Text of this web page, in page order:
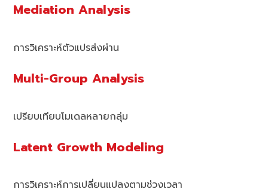
Mediation Analysis
การวิเคราะห์ตัวแปรส่งผ่าน
Multi-Group Analysis
เปรียบเทียบโมเดลหลายกลุ่ม
Latent Growth Modeling
การวิเคราะห์การเปลี่ยนแปลงตามช่วงเวลา